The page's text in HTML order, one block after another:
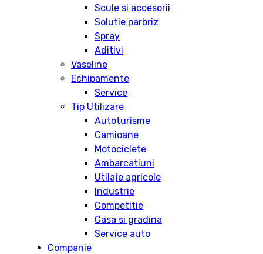
Scule si accesorii
Solutie parbriz
Spray
Aditivi
Vaseline
Echipamente
Service
Tip Utilizare
Autoturisme
Camioane
Motociclete
Ambarcatiuni
Utilaje agricole
Industrie
Competitie
Casa si gradina
Service auto
Companie